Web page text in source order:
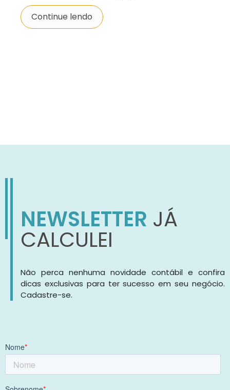
Continue lendo
NEWSLETTER JÁ
CALCULEI
Não perca nenhuma novidade contábil e confira
dicas exclusivas para ter sucesso em seu negócio.
Cadastre-se.